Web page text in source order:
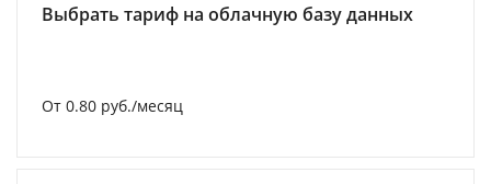
Выбрать тариф на облачную базу данных
От 0.80 руб./месяц